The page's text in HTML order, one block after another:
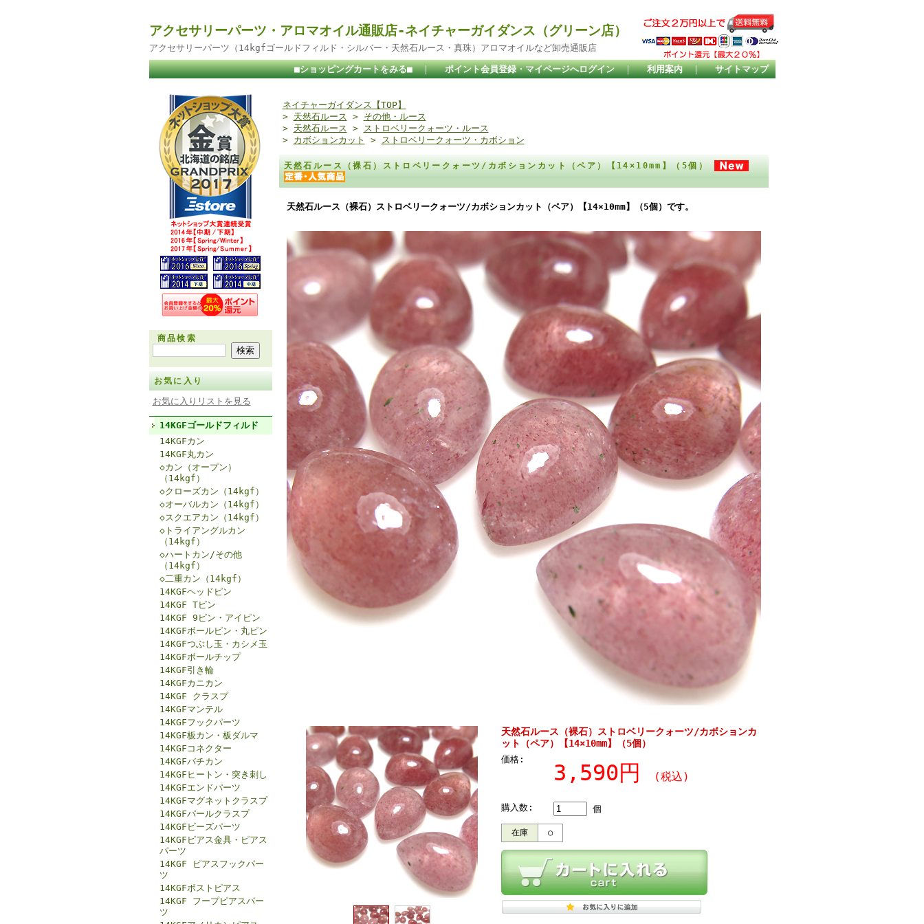
アクセサリーパーツ・アロマオイル通販店-ネイチャーガイダンス（グリーン店）
アクセサリーパーツ（14kgfゴールドフィルド・シルバー・天然石ルース・真珠）アロマオイルなど卸売通販店
■ショッピングカートをみる■ ｜ ポイント会員登録・マイページへログイン ｜ 利用案内 ｜ サイトマップ
商品検索
お気に入り
お気に入りリストを見る
14KGFゴールドフィルド
14KGFカン
14KGF丸カン
◇カン（オープン）
（14kgf）
◇クローズカン（14kgf）
◇オーバルカン（14kgf）
◇スクエアカン（14kgf）
◇トライアングルカン
（14kgf）
◇ハートカン/その他
（14kgf）
◇二重カン（14kgf）
14KGFヘッドピン
14KGF Tピン
14KGF 9ピン・アイピン
14KGFボールピン・丸ピン
14KGFつぶし玉・カシメ玉
14KGFボールチップ
14KGF引き輪
14KGFカニカン
14KGF クラスプ
14KGFマンテル
14KGFフックパーツ
14KGF板カン・板ダルマ
14KGFコネクター
14KGFバチカン
14KGFヒートン・突き刺し
14KGFエンドパーツ
14KGFマグネットクラスプ
14KGFパールクラスプ
14KGFビーズパーツ
14KGFピアス金具・ピアス
パーツ
14KGF ピアスフックパー
ツ
14KGFポストピアス
14KGF フープピアスパー
ツ
ネイチャーガイダンス【TOP】
> 天然石ルース > その他・ルース
> 天然石ルース > ストロベリークォーツ・ルース
> カボションカット > ストロベリークォーツ・カボション
天然石ルース（裸石）ストロベリークォーツ/カボションカット（ペア）【14×10mm】（5個）
天然石ルース（裸石）ストロベリークォーツ/カボションカット（ペア）【14×10mm】（5個）です。
天然石ルース（裸石）ストロベリークォーツ/カボションカ
ット（ペア）【14×10mm】（5個）
価格:
3,590円 (税込)
購入数: 個
在庫 ○